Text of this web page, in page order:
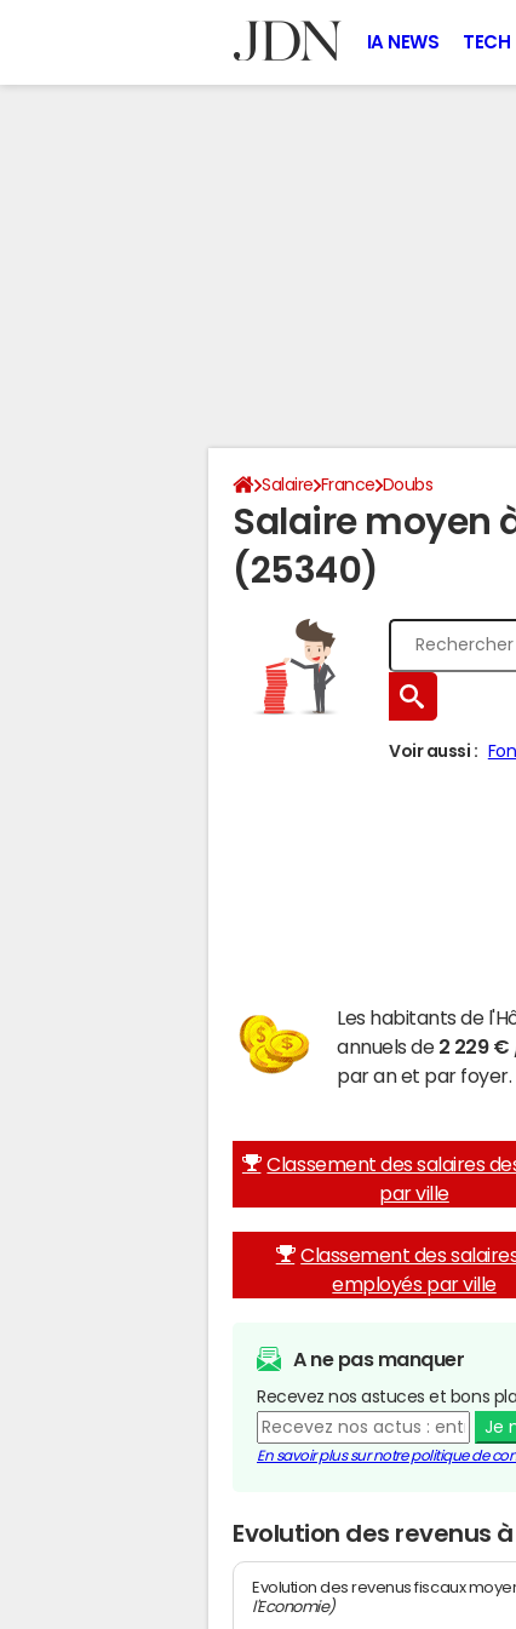
IA NEWS TECH
Salaire France Doubs
Salaire moyen
(25340)
Voir aussi :
Les habitants de
annuels de 2 229 €
par an et par foyer.
Classement des salaires
par ville
Classement des
employés par ville
A ne pas manquer
Recevez nos astuces et bons
Je
En savoir plus sur notre politique de
Evolution des revenus
Evolution des revenus fiscaux
l'Economie)